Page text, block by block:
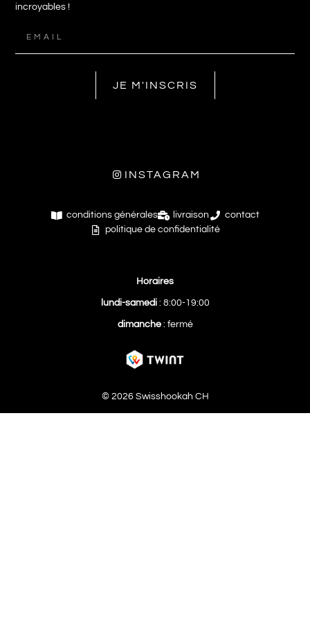
incroyables !
JE M'INSCRIS
INSTAGRAM
conditions générales livraison
contact
politique de confidentialité
Horaires
lundi-samedi: 8:00-19:00
dimanche: fermé
© 2026 Swisshookah CH